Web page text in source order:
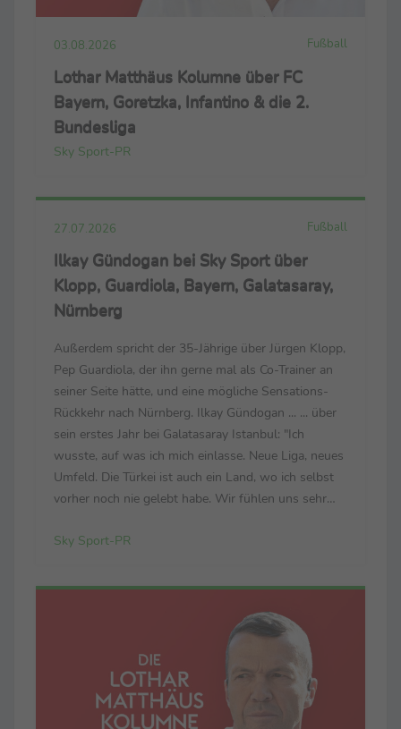
03.08.2026 Fußball
Lothar Matthäus Kolumne über FC
Bayern, Goretzka, Infantino & die 2.
Bundesliga
Sky Sport-PR
27.07.2026 Fußball
Ilkay Gündogan bei Sky Sport über
Klopp, Guardiola, Bayern, Galatasaray,
Nürnberg
Außerdem spricht der 35-Jährige über Jürgen Klopp,
Pep Guardiola, der ihn gerne mal als Co-Trainer an
seiner Seite hätte, und eine mögliche Sensations-
Rückkehr nach Nürnberg. Ilkay Gündogan ... ... über
sein erstes Jahr bei Galatasaray Istanbul: "Ich
wusste, auf was ich mich einlasse. Neue Liga, neues
Umfeld. Die Türkei ist auch ein Land, wo ich selbst
vorher noch nie gelebt habe. Wir fühlen uns sehr
hat ein enormes Potenzial, ...
Sky Sport-PR